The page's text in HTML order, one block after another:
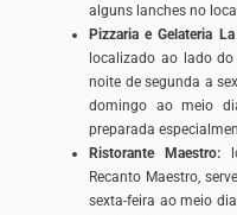
alguns lanches no
Pizzaria e Gelateria
localizado ao lado
noite de segunda a
domingo ao meio
preparada
Ristorante Maestro:
Recanto Maestro,
sexta-feira ao meio